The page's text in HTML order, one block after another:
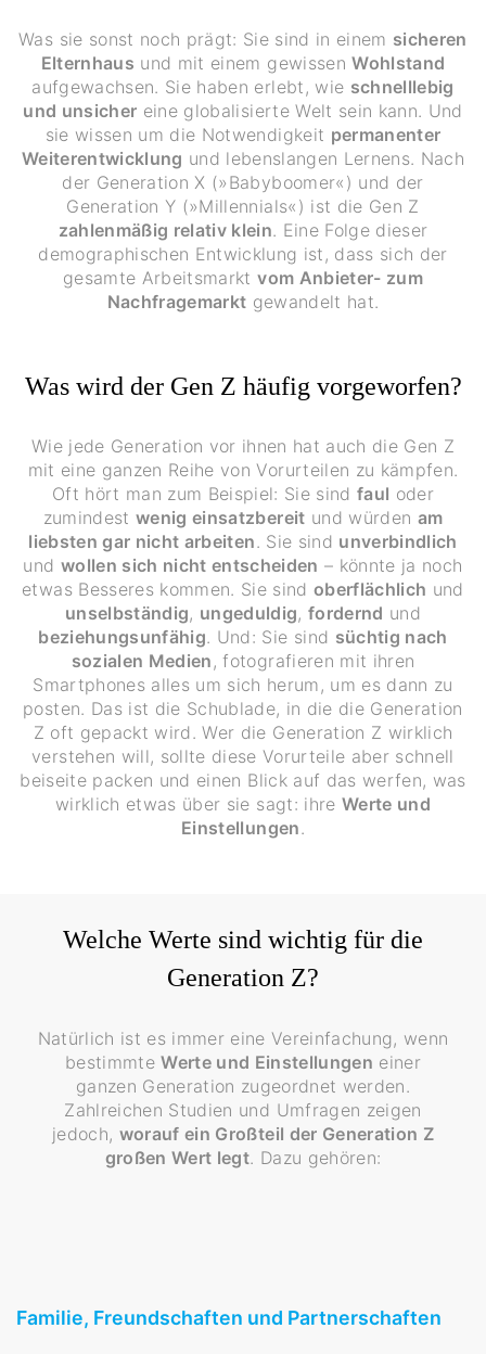
Was sie sonst noch prägt: Sie sind in einem sicheren
Elternhaus und mit einem gewissenWohlstand
aufgewachsen. Sie haben erlebt, wie schnelllebig
und unsicher eine globalisierte Welt sein kann. Und
sie wissen um die Notwendigkeit permanenter
Weiterentwicklung und lebenslangen Lernens. Nach
der Generation X (»Babyboomer«) und der
Generation Y (»Millennials«) ist die Gen Z
zahlenmäßig relativ klein. Eine Folge dieser
demographischen Entwicklung ist, dass sich der
gesamte Arbeitsmarktvom Anbieter- zum
Nachfragemarkt gewandelt hat.
Was wird der Gen Z häufig vorgeworfen?
Wie jede Generation vor ihnen hat auch die Gen Z
mit eine ganzen Reihe von Vorurteilen zu kämpfen.
Oft hört man zum Beispiel: Sie sindfaul oder
zumindestwenig einsatzbereit und würden am
liebsten gar nicht arbeiten. Sie sind unverbindlich
und wollen sich nicht entscheiden – könnte ja noch
etwas Besseres kommen. Sie sindoberflächlich und
unselbständig, ungeduldig,fordernd und
beziehungsunfähig. Und: Sie sind süchtig nach
sozialen Medien, fotografieren mit ihren
Smartphones alles um sich herum, um es dann zu
posten. Das ist die Schublade, in die die Generation
Z oft gepackt wird. Wer die Generation Z wirklich
verstehen will, sollte diese Vorurteile aber schnell
beiseite packen und einen Blick auf das werfen, was
wirklich etwas über sie sagt: ihre Werte und
Einstellungen.
Welche Werte sind wichtig für die
Generation Z?
Natürlich ist es immer eine Vereinfachung, wenn
bestimmteWerte und Einstellungen einer
ganzen Generation zugeordnet werden.
Zahlreichen Studien und Umfragen zeigen
jedoch, worauf ein Großteil der Generation Z
großen Wert legt. Dazu gehören:
Familie, Freundschaften und Partnerschaften